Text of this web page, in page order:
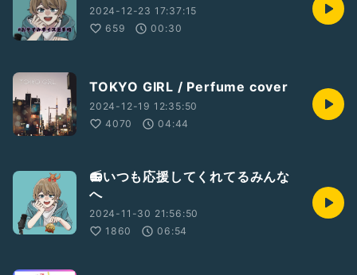
2024-12-23 17:37:15
659
00:30
TOKYO GIRL / Perfume cover
2024-12-19 12:35:50
4070
04:44
📻いつも応援してくれてるみんな
へ
2024-11-30 21:56:50
1860
06:54